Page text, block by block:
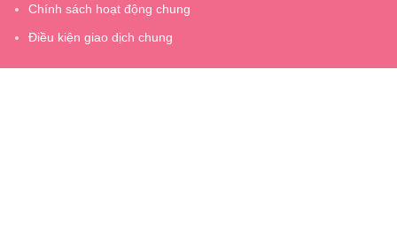
Chính sách hoạt động chung
Điều kiện giao dịch chung